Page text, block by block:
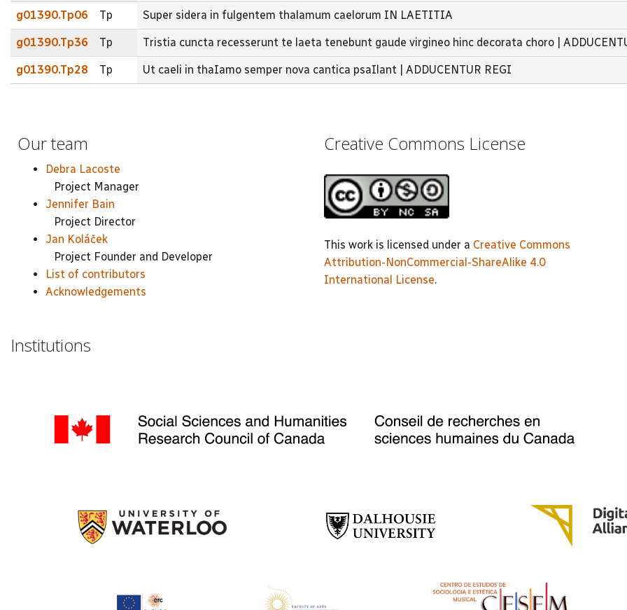
g01390.Tp06 Tp Super sidera in fulgentem thalamum caelorum IN LAETITIA
g01390.Tp36 Tp Tristia cuncta recesserunt te laeta tenebunt gaude virgineo hinc decorata choro |
g01390.Tp28 Tp Ut caeli in thaIamo semper nova cantica psaIlant | ADDUCENTUR REGI
Our team
Debra Lacoste
Project Manager
Jennifer Bain
Project Director
Jan Koláček
Project Founder and Developer
List of contributors
Acknowledgements
Creative Commons License
This work is licensed under a Creative Commons
Attribution-NonCommercial-ShareAlike 4.0
International License.
Institutions